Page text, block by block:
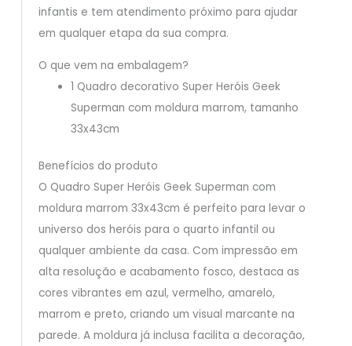
infantis e tem atendimento próximo para ajudar
em qualquer etapa da sua compra.
O que vem na embalagem?
1 Quadro decorativo Super Heróis Geek
Superman com moldura marrom, tamanho
33x43cm
Benefícios do produto
O Quadro Super Heróis Geek Superman com
moldura marrom 33x43cm é perfeito para levar o
universo dos heróis para o quarto infantil ou
qualquer ambiente da casa. Com impressão em
alta resolução e acabamento fosco, destaca as
cores vibrantes em azul, vermelho, amarelo,
marrom e preto, criando um visual marcante na
parede. A moldura já inclusa facilita a decoração,